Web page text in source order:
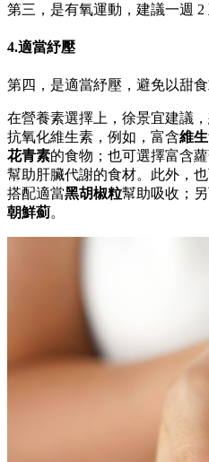
第三，是有氧運動，建議一週 2
4.適當紓壓
第四，是適當紓壓，避免以甜
在營養素選擇上，徐景宜建議
抗氧化維生素，例如，富含維
花青素的食物；也可選擇富含
幫助肝臟代謝的食材。此外，
搭配適當黑胡椒粒幫助吸收；
朝鮮薊。